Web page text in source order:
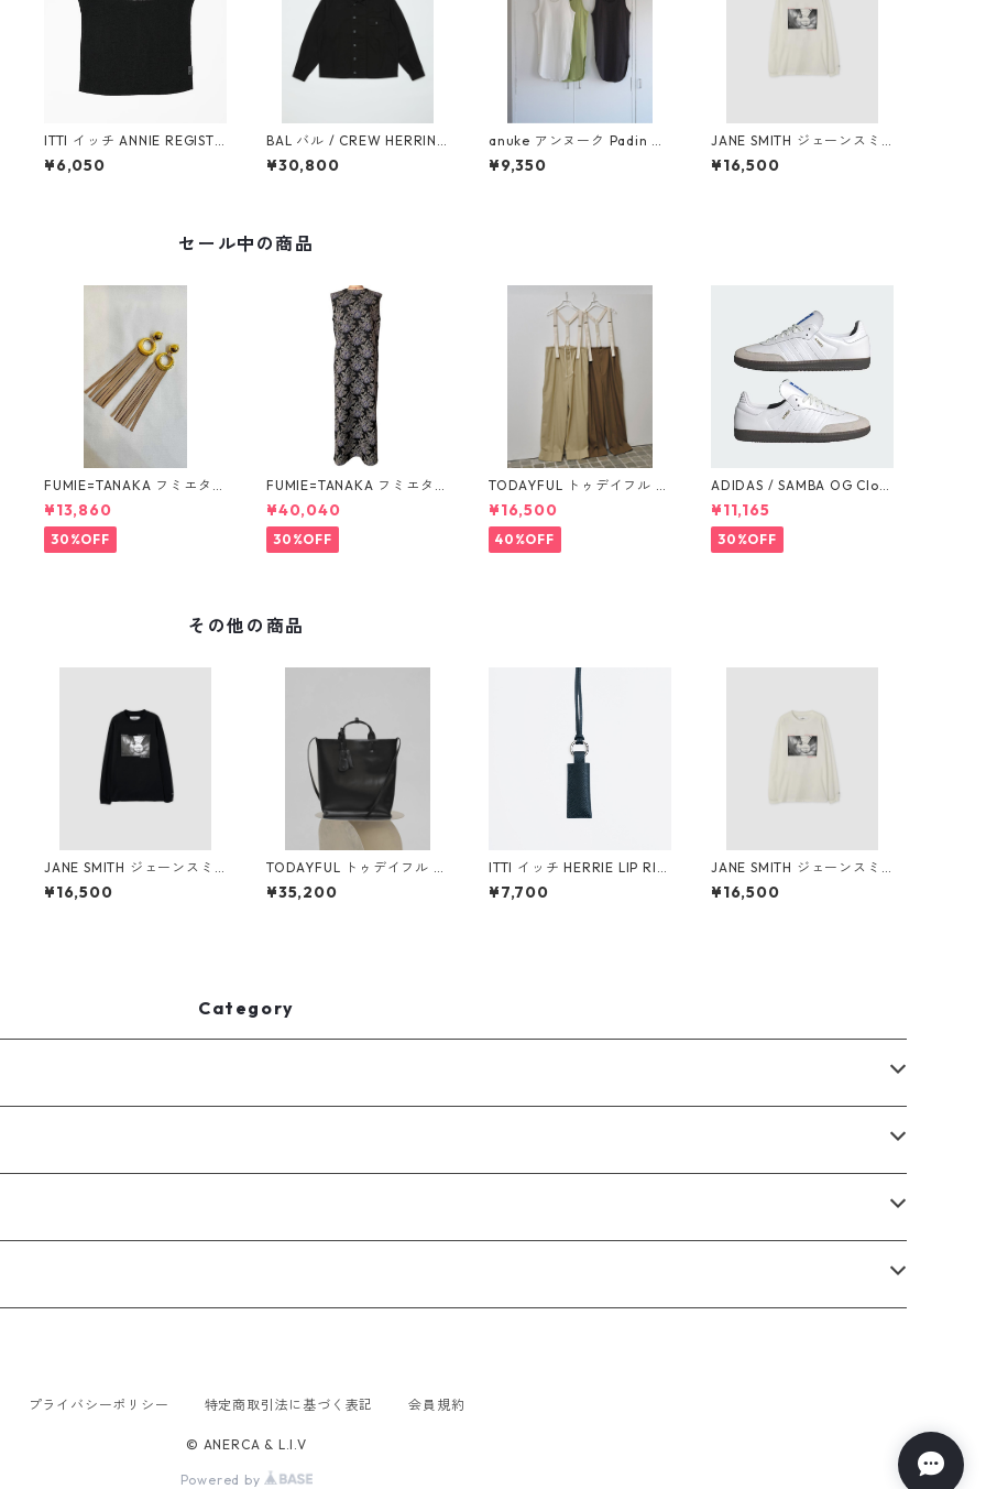
ITTI イッチ ANNIE REGISTE
R BAG - M / CERATO BRIG
HT(BLK)
¥6,050
BAL バル / CREW HERRING
BONE OVER SHIRT (BLAC
K)
¥30,800
anuke アンヌーク Padin Ri
b Tanktop 62610609
¥9,350
JANE SMITH ジェーンスミ
ス IVORY SERRA REDOND
O BEACH, CA L/S T-SHIRT
¥16,500
セール中の商品
FUMIE=TANAKA フミエタナ
カ ring fringe earring F23
A-55 NU
¥13,860
30%OFF
FUMIE=TANAKA フミエタナ
カ flower JQ OP (BLK)F25
S-13
¥40,040
30%OFF
TODAYFUL トゥデイフル S
uspenders Highwaist Pan
ts 12510703
¥16,500
40%OFF
ADIDAS / SAMBA OG Clou
d White / Cloud White / G
um (IE3439)
¥11,165
30%OFF
その他の商品
JANE SMITH ジェーンスミ
ス IVORY SERRA REDOND
O BEACH, CA L/S T-SHIRT
¥16,500
TODAYFUL トゥデイフル U
seful Leather Bag (L) 1262
1041 BLK
¥35,200
ITTI イッチ HERRIE LIP RIN
G / DIPLO FJORD (BLACK)
¥7,700
JANE SMITH ジェーンスミ
ス IVORY SERRA REDOND
O BEACH, CA L/S T-SHIRT
¥16,500
Category
プライバシーポリシー 特定商取引法に基づく表記 会員規約
© ANERCA & L.I.V
Powered by